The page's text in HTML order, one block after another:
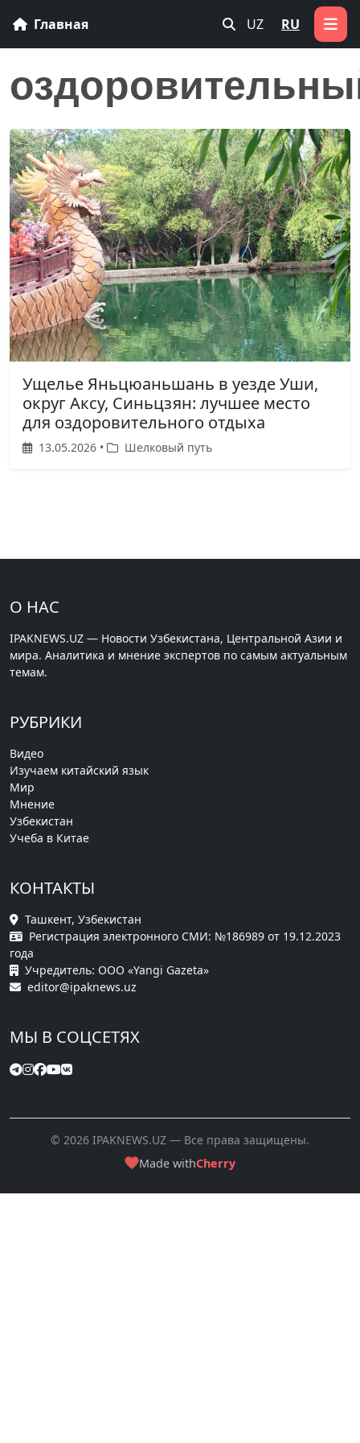
Главная UZ RU
Ущелье Яньцюаньшань в уезде Уши,
округ Аксу, Синьцзян: лучшее место
для оздоровительного отдыха
13.05.2026 • Шелковый путь
О НАС
IPAKNEWS.UZ — Новости Узбекистана, Центральной Азии и
мира. Аналитика и мнение экспертов по самым актуальным
темам.
РУБРИКИ
Видео
Изучаем китайский язык
Мир
Мнение
Узбекистан
Учеба в Китае
КОНТАКТЫ
Ташкент, Узбекистан
Регистрация электронного СМИ: №186989 от 19.12.2023
года
Учредитель: ООО «Yangi Gazeta»
editor@ipaknews.uz
МЫ В СОЦСЕТЯХ
© 2026 IPAKNEWS.UZ — Все права защищены.
Made withCherry